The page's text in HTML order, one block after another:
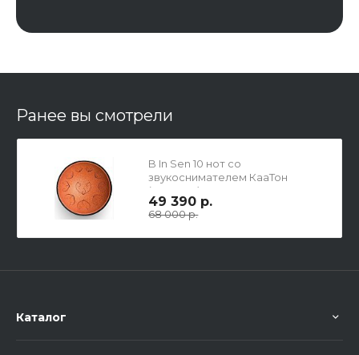
Ранее вы смотрели
B In Sen 10 нот со
звукоснимателем КааТон
(KaaTone)
49 390 р.
68 000 р.
Каталог